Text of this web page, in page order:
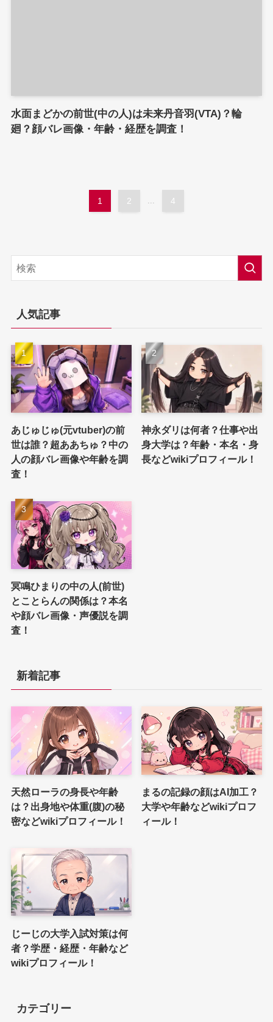
水面まどかの前世(中の人)は未来丹音羽(VTA)？輪
廻？顔バレ画像・年齢・経歴を調査！
1 2 ... 4
人気記事
あじゅじゅ(元vtuber)の前
世は誰？超ああちゅ？中の
人の顔バレ画像や年齢を調
査！
神永ダリは何者？仕事や出
身大学は？年齢・本名・身
長などwikiプロフィール！
冥鳴ひまりの中の人(前世)
とことらんの関係は？本名
や顔バレ画像・声優説を調
査！
新着記事
天然ローラの身長や年齢
は？出身地や体重(腹)の秘
密などwikiプロフィール！
まるの記録の顔はAI加工？
大学や年齢などwikiプロフ
ィール！
じーじの大学入試対策は何
者？学歴・経歴・年齢など
wikiプロフィール！
カテゴリー